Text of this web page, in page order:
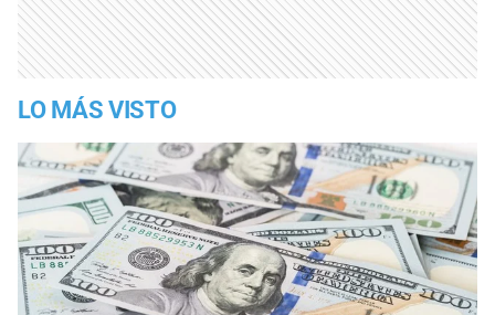
LO MÁS VISTO